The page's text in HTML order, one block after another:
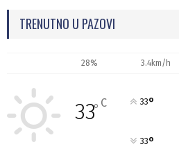
TRENUTNO U PAZOVI
28% 3.4km/h
33° C 33°
33°